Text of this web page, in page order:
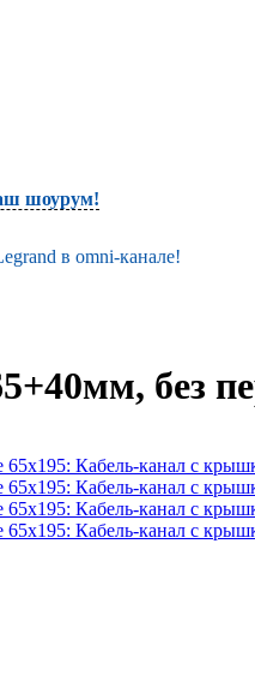
шоурум!
в omni-канале!
без